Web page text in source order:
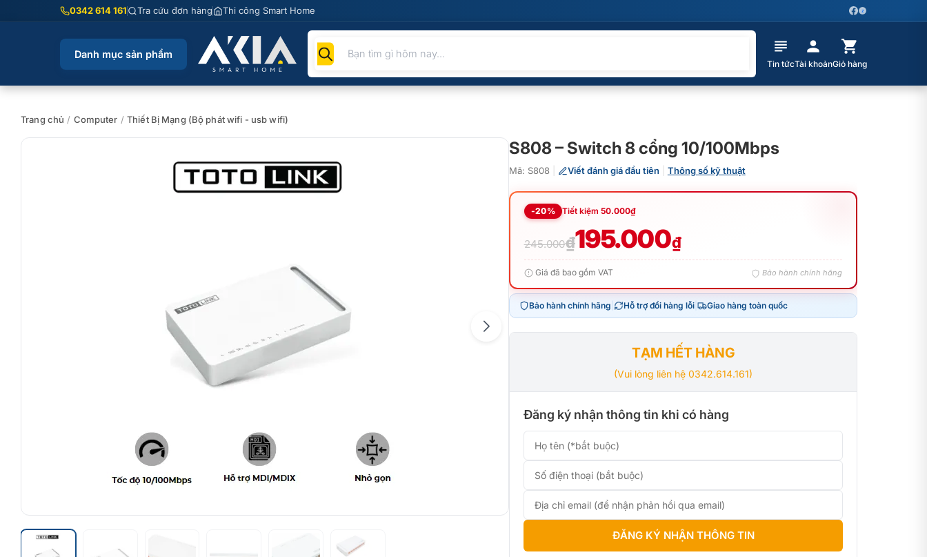
0342 614 161 Tra cứu đơn hàng Thi công Smart Home Z
Danh mục sản phẩm
Tìm
kiếm
sản
phẩm
Tin tứcTài khoảnGiỏ hàng
Trang chủ / Computer / Thiết Bị Mạng (Bộ phát wifi - usb wifi)
S808 – Switch 8 cổng 10/100Mbps
Mã: S808 Viết đánh giá đầu tiên Thông số kỹ thuật
-20% Tiết kiệm50.000₫
245.000₫
Giá
gốc
là:
245.000₫.
195.000₫
Giá
hiện
tại
là:
195.000₫.
Giá đã bao gồm VAT Bảo hành chính hãng
Bảo hành chính hãng Hỗ trợ đổi hàng lỗi| Giao hàng toàn quốc
TẠM HẾT HÀNG
(Vui lòng liên hệ 0342.614.161)
Đăng ký nhận thông tin khi có hàng
ĐĂNG KÝ NHẬN THÔNG TIN